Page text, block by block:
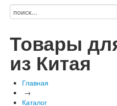
Товары
из Китая
Главная
→
Каталог